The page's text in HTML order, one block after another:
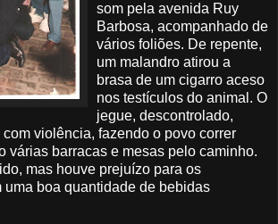
som pela avenida Ruy
Barbosa, acompanhado de
vários foliões. De repente,
um malandro atirou a
brasa de um cigarro aceso
nos testículos do animal. O
jegue, descontrolado,
violência, fazendo o povo correr
várias barracas e mesas pelo caminho.
mas houve prejuízo para os
uma boa quantidade de bebidas